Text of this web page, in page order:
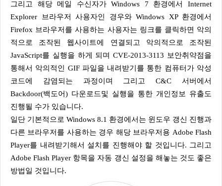
그리고 해당 메일 수신자가 Windows 7 환경에서 Internet
Explorer 브라우저 사용자인 경우와 Windows XP 환경에서
Firefox 브라우저를 사용하는 사용자는 링크를 클릭하면 악의
적으로 조작된 웹사이트에 연결되고 악의적으로 조작된
JavaScript를 실행을 하게 되며 CVE-2013-3113 보안취약점을
통해서 악의적인 GIF 파일을 내려받기를 통한 컴퓨터가 악성
코드에 감염되는 과정이며 그리고 C&C 서버에서
Backdoor(백도어) 다운로드및 실행을 통한 개인정보 유출도
진행될 수가 있습니다.
일단 기본적으로 Windows 8.1 환경에서는 윈도우 갱신 진행과
다른 브라우저를 사용하는 경우 해당 브라우저용 Adobe Flash
Player를 내려받기해서 설치를 진행해야 할 것입니다. 그리고
Adobe Flash Player 항목을 자동 갱신 설정을 해놓는 것도 좋은
방법일 것입니다.